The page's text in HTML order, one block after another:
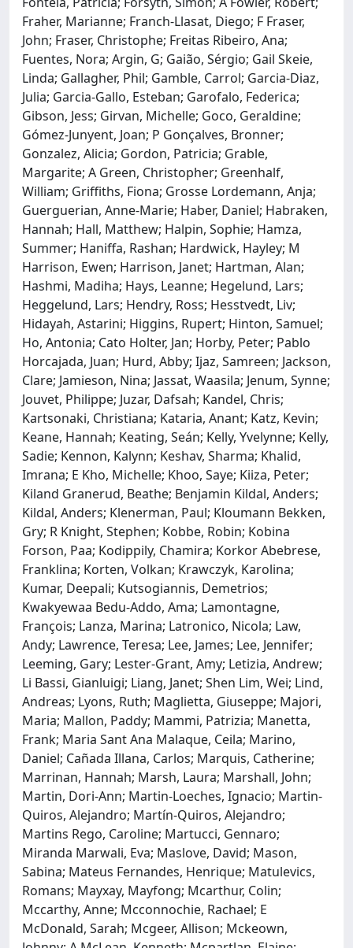
Fraher, Marianne; Franch-Llasat, Diego; F Fraser,
John; Fraser, Christophe; Freitas Ribeiro, Ana;
Fuentes, Nora; Argin, G; Gaião, Sérgio; Gail Skeie,
Linda; Gallagher, Phil; Gamble, Carrol; Garcia-Diaz,
Julia; Garcia-Gallo, Esteban; Garofalo, Federica;
Gibson, Jess; Girvan, Michelle; Goco, Geraldine;
Gómez-Junyent, Joan; P Gonçalves, Bronner;
Gonzalez, Alicia; Gordon, Patricia; Grable,
Margarite; A Green, Christopher; Greenhalf,
William; Griffiths, Fiona; Grosse Lordemann, Anja;
Guerguerian, Anne-Marie; Haber, Daniel; Habraken,
Hannah; Hall, Matthew; Halpin, Sophie; Hamza,
Summer; Haniffa, Rashan; Hardwick, Hayley; M
Harrison, Ewen; Harrison, Janet; Hartman, Alan;
Hashmi, Madiha; Hays, Leanne; Hegelund, Lars;
Heggelund, Lars; Hendry, Ross; Hesstvedt, Liv;
Hidayah, Astarini; Higgins, Rupert; Hinton, Samuel;
Ho, Antonia; Cato Holter, Jan; Horby, Peter; Pablo
Horcajada, Juan; Hurd, Abby; Ijaz, Samreen; Jackson,
Clare; Jamieson, Nina; Jassat, Waasila; Jenum, Synne;
Jouvet, Philippe; Juzar, Dafsah; Kandel, Chris;
Kartsonaki, Christiana; Kataria, Anant; Katz, Kevin;
Keane, Hannah; Keating, Seán; Kelly, Yvelynne; Kelly,
Sadie; Kennon, Kalynn; Keshav, Sharma; Khalid,
Imrana; E Kho, Michelle; Khoo, Saye; Kiiza, Peter;
Kiland Granerud, Beathe; Benjamin Kildal, Anders;
Kildal, Anders; Klenerman, Paul; Kloumann Bekken,
Gry; R Knight, Stephen; Kobbe, Robin; Kobina
Forson, Paa; Kodippily, Chamira; Korkor Abebrese,
Franklina; Korten, Volkan; Krawczyk, Karolina;
Kumar, Deepali; Kutsogiannis, Demetrios;
Kwakyewaa Bedu-Addo, Ama; Lamontagne,
François; Lanza, Marina; Latronico, Nicola; Law,
Andy; Lawrence, Teresa; Lee, James; Lee, Jennifer;
Leeming, Gary; Lester-Grant, Amy; Letizia, Andrew;
Li Bassi, Gianluigi; Liang, Janet; Shen Lim, Wei; Lind,
Andreas; Lyons, Ruth; Maglietta, Giuseppe; Majori,
Maria; Mallon, Paddy; Mammi, Patrizia; Manetta,
Frank; Maria Sant Ana Malaque, Ceila; Marino,
Daniel; Cañada Illana, Carlos; Marquis, Catherine;
Marrinan, Hannah; Marsh, Laura; Marshall, John;
Martin, Dori-Ann; Martin-Loeches, Ignacio; Martin-
Quiros, Alejandro; Martín-Quiros, Alejandro;
Martins Rego, Caroline; Martucci, Gennaro;
Miranda Marwali, Eva; Maslove, David; Mason,
Sabina; Mateus Fernandes, Henrique; Matulevics,
Romans; Mayxay, Mayfong; Mcarthur, Colin;
Mccarthy, Anne; Mcconnochie, Rachael; E
McDonald, Sarah; Mcgeer, Allison; Mckeown,